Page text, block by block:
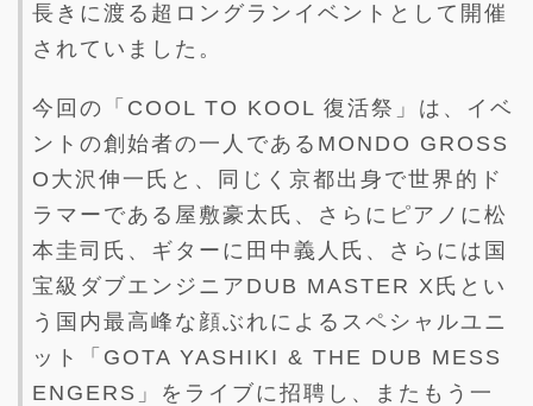
長きに渡る超ロングランイベントとして開催
されていました。
今回の「COOL TO KOOL 復活祭」は、イベ
ントの創始者の一人であるMONDO GROSS
O大沢伸一氏と、同じく京都出身で世界的ド
ラマーである屋敷豪太氏、さらにピアノに松
本圭司氏、ギターに田中義人氏、さらには国
宝級ダブエンジニアDUB MASTER X氏とい
う国内最高峰な顔ぶれによるスペシャルユニ
ット「GOTA YASHIKI & THE DUB MESS
ENGERS」をライブに招聘し、またもう一